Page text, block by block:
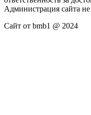
Администрация сайта не
Сайт от bmb1 @ 2024